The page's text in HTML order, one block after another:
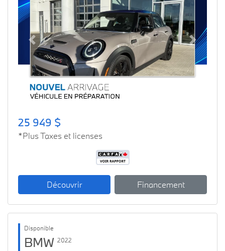
Previous Next
25 949 $
*Plus Taxes et licenses
Découvrir Financement
Disponible
BMW 2022